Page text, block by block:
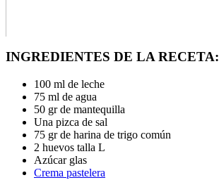
INGREDIENTES DE LA RECETA:
100 ml de leche
75 ml de agua
50 gr de mantequilla
Una pizca de sal
75 gr de harina de trigo común
2 huevos talla L
Azúcar glas
Crema pastelera